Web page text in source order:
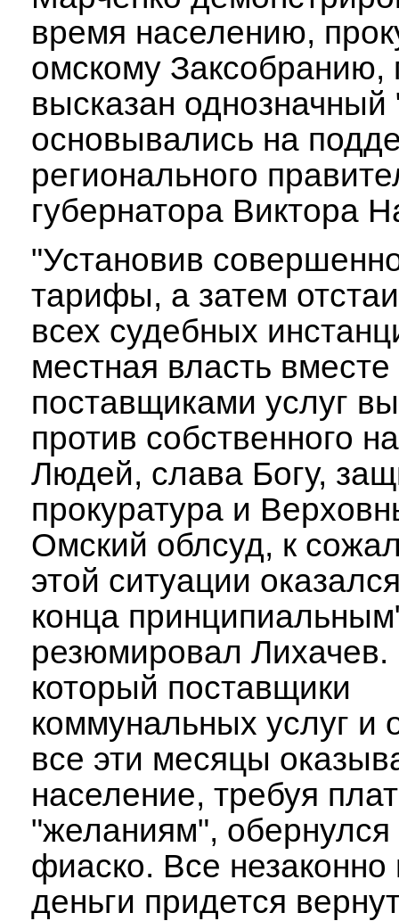
время населению,
омскому Заксобранию,
высказан однозначный
основывались на
регионального
губернатора Виктора
"Установив
тарифы, а затем
всех судебных
местная власть вместе
поставщиками услуг
против собственного
Людей, слава Богу,
прокуратура и
Омский облсуд, к
этой ситуации
конца
резюмировал Лихачев.
который поставщики
коммунальных услуг и
все эти месяцы
население, требуя
"желаниям",
фиаско. Все
деньги придется